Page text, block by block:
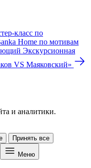
класс по
Home по мотивам
Экскурсионная
VS Маяковский»
и аналитики.
Принять все
Меню